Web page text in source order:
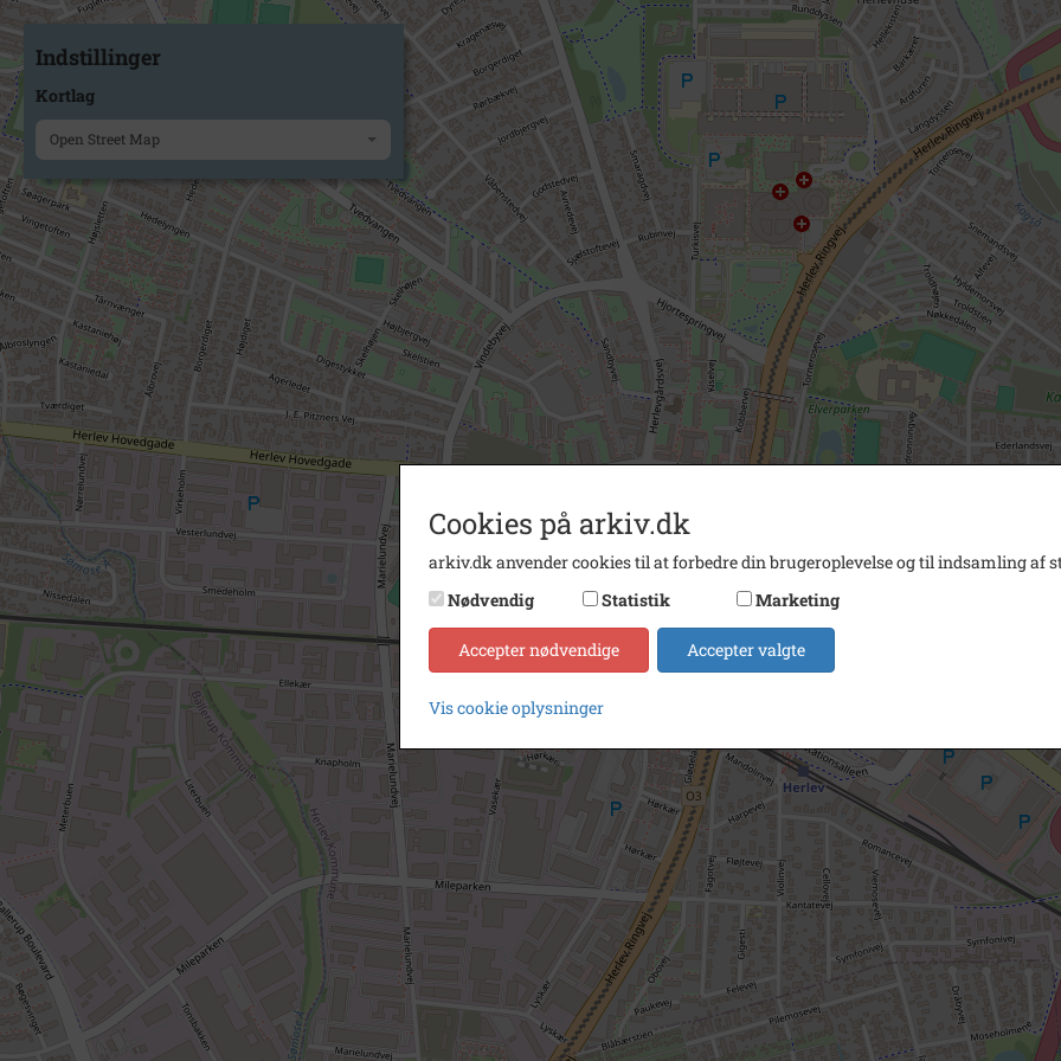
Indstillinger
Kortlag
Open Street Map
Cookies på arkiv.dk
arkiv.dk anvender cookies til at forbedre din brugeroplevelse og til indsamling af
Nødvendig
Statistik Marketing
Accepter nødvendige Accepter valgte
Vis cookie oplysninger